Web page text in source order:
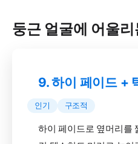
둥근 얼굴에 어울
9. 하이 페이드 +
인기 구조적
하이 페이드로 옆머리를